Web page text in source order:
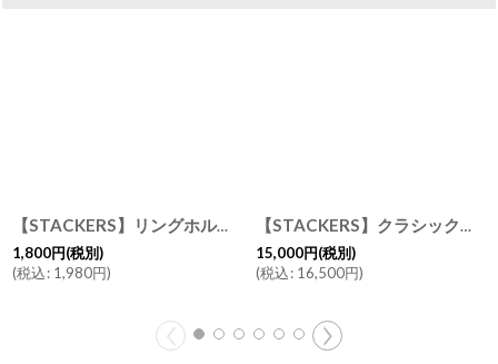
【STACKERS】リングホルダー グレージュ グレイ グレイベージュ リングロール 3個仕切りに入るリングホルダー アクセサリー収納 スタッカーズ
1,800円(税別)
(税込: 1,980円)
【STACKERS】クラシック ジュエリーボックス 選べる3個セット ブラック Black Classic スタッカーズ ロンドン UK
15,000円(税別)
(税込: 16,500円)